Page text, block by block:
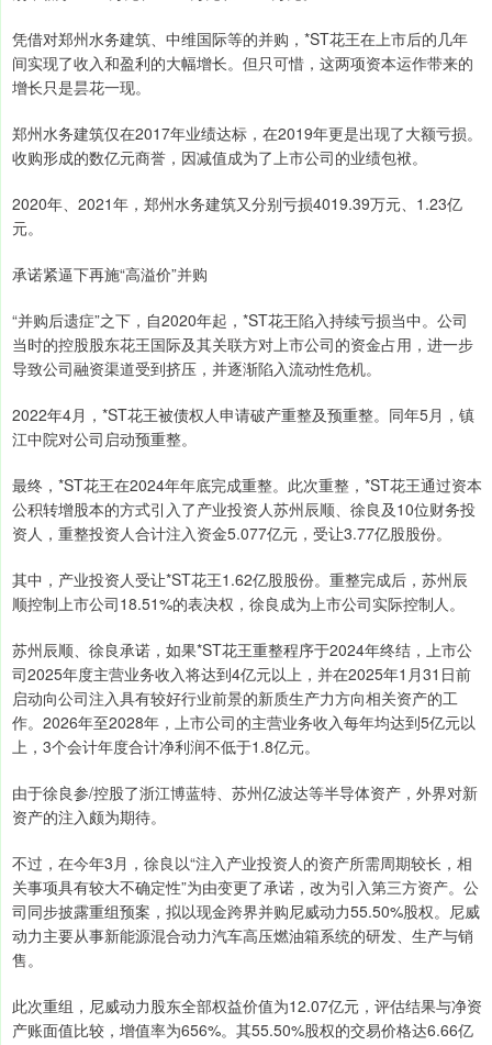
凭借对郑州水务建筑、中维国际等的并购，*ST花王在上市后的几年
间实现了收入和盈利的大幅增长。但只可惜，这两项资本运作带来的
增长只是昙花一现。
郑州水务建筑仅在2017年业绩达标，在2019年更是出现了大额亏损。
收购形成的数亿元商誉，因减值成为了上市公司的业绩包袱。
2020年、2021年，郑州水务建筑又分别亏损4019.39万元、1.23亿
元。
承诺紧逼下再施“高溢价”并购
“并购后遗症”之下，自2020年起，*ST花王陷入持续亏损当中。公司
当时的控股股东花王国际及其关联方对上市公司的资金占用，进一步
导致公司融资渠道受到挤压，并逐渐陷入流动性危机。
2022年4月，*ST花王被债权人申请破产重整及预重整。同年5月，镇
江中院对公司启动预重整。
最终，*ST花王在2024年年底完成重整。此次重整，*ST花王通过资本
公积转增股本的方式引入了产业投资人苏州辰顺、徐良及10位财务投
资人，重整投资人合计注入资金5.077亿元，受让3.77亿股股份。
其中，产业投资人受让*ST花王1.62亿股股份。重整完成后，苏州辰
顺控制上市公司18.51%的表决权，徐良成为上市公司实际控制人。
苏州辰顺、徐良承诺，如果*ST花王重整程序于2024年终结，上市公
司2025年度主营业务收入将达到4亿元以上，并在2025年1月31日前
启动向公司注入具有较好行业前景的新质生产力方向相关资产的工
作。2026年至2028年，上市公司的主营业务收入每年均达到5亿元以
上，3个会计年度合计净利润不低于1.8亿元。
由于徐良参/控股了浙江博蓝特、苏州亿波达等半导体资产，外界对新
资产的注入颇为期待。
不过，在今年3月，徐良以“注入产业投资人的资产所需周期较长，相
关事项具有较大不确定性”为由变更了承诺，改为引入第三方资产。公
司同步披露重组预案，拟以现金跨界并购尼威动力55.50%股权。尼威
动力主要从事新能源混合动力汽车高压燃油箱系统的研发、生产与销
售。
此次重组，尼威动力股东全部权益价值为12.07亿元，评估结果与净资
产账面值比较，增值率为656%。其55.50%股权的交易价格达6.66亿